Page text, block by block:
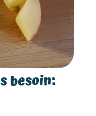
besoin: